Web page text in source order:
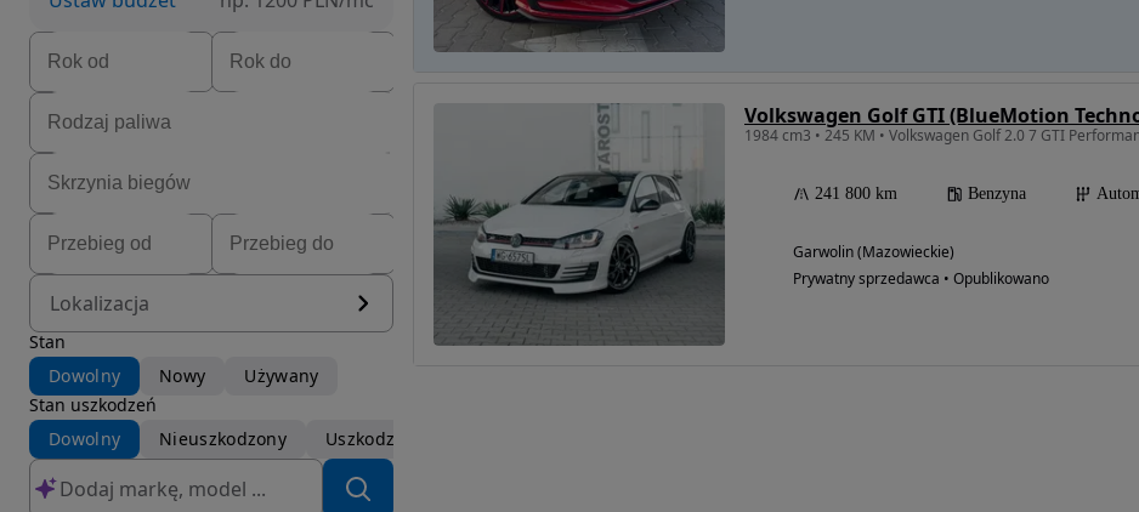
Lokalizacja
Stan
Dowolny
Nowy
Używany
Stan uszkodzeń
Dowolny
Nieuszkodzony Uszkodzony
1984 cm3 • 245 KM • Volkswagen Golf 2.0 7 GTI
241 800 km Benzyna
Garwolin (Mazowieckie)
Prywatny sprzedawca • Opublikowano